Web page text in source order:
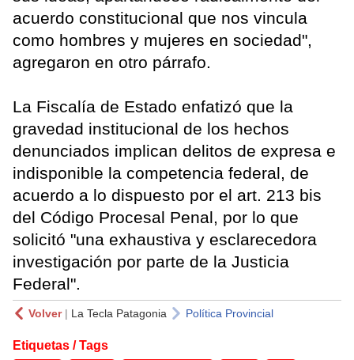
acuerdo constitucional que nos vincula
como hombres y mujeres en sociedad",
agregaron en otro párrafo.
La Fiscalía de Estado enfatizó que la
gravedad institucional de los hechos
denunciados implican delitos de expresa e
indisponible la competencia federal, de
acuerdo a lo dispuesto por el art. 213 bis
del Código Procesal Penal, por lo que
solicitó "una exhaustiva y esclarecedora
investigación por parte de la Justicia
Federal".
Volver| La Tecla Patagonia Política Provincial
Etiquetas / Tags